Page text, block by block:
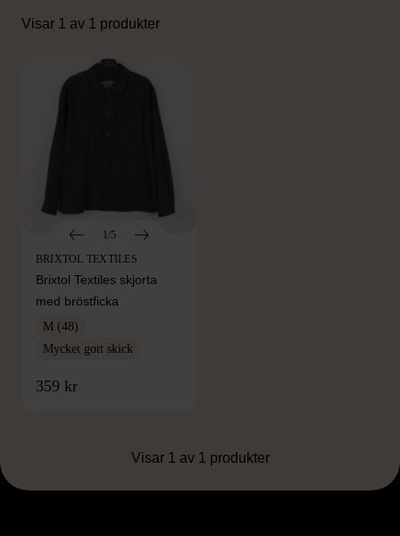
Visar 1 av 1 produkter
1/5
BRIXTOL TEXTILES
Brixtol Textiles skjorta
med bröstficka
M (48)
Mycket gott skick
359 kr
Visar 1 av 1 produkter